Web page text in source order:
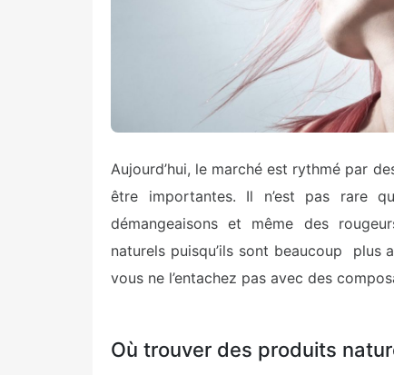
Aujourd’hui, le marché est rythmé par
être importantes. Il n’est pas rare
démangeaisons et même des
naturels puisqu’ils sont beaucoup plus
vous ne l’entachez pas avec des
Où trouver des produits